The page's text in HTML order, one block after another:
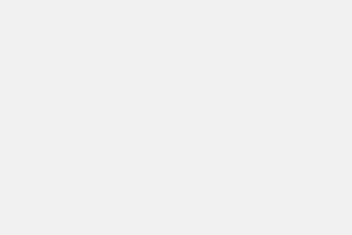
SSO Single-